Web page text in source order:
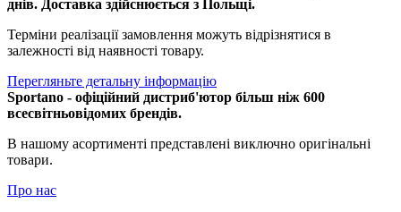
днів. Доставка здійснюється з Польщі.
Терміни реалізації замовлення можуть відрізнятися в
залежності від наявності товару.
Перегляньте детальну інформацію
Sportano - офіційний дистриб'ютор більш ніж 600
всесвітньовідомих брендів.
В нашому асортименті представлені виключно оригінальні
товари.
Про нас